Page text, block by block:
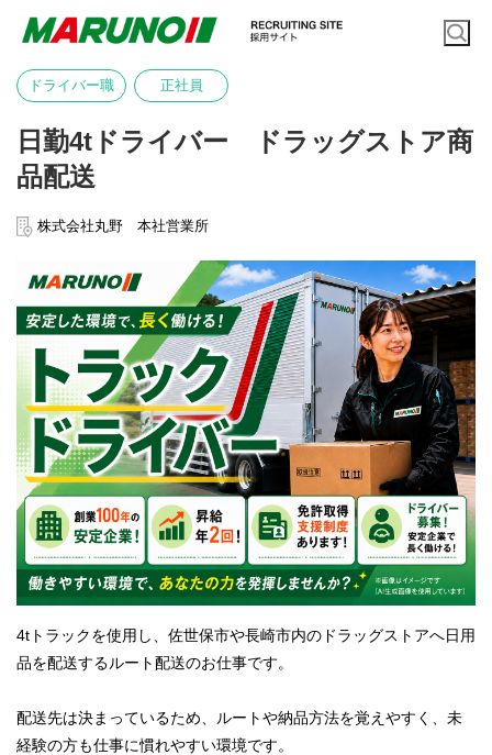
ドライバー職 正社員
日勤4tドライバー ドラッグストア商
品配送
株式会社丸野 本社営業所
4tトラックを使用し、佐世保市や長崎市内のドラッグストアへ日用
品を配送するルート配送のお仕事です。
配送先は決まっているため、ルートや納品方法を覚えやすく、未
経験の方も仕事に慣れやすい環境です。